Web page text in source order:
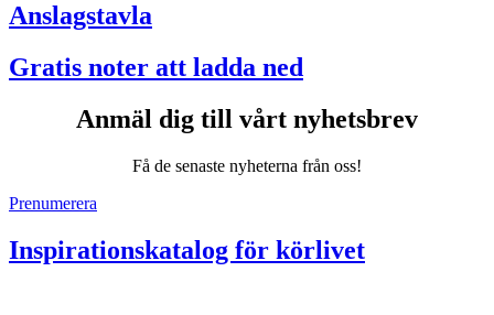
Anslagstavla
Gratis noter att ladda ned
Anmäl dig till vårt nyhetsbrev
Få de senaste nyheterna från oss!
Prenumerera
Inspirationskatalog för körlivet